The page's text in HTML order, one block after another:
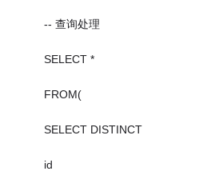
-- 查询处理
SELECT *
FROM(
SELECT DISTINCT
id